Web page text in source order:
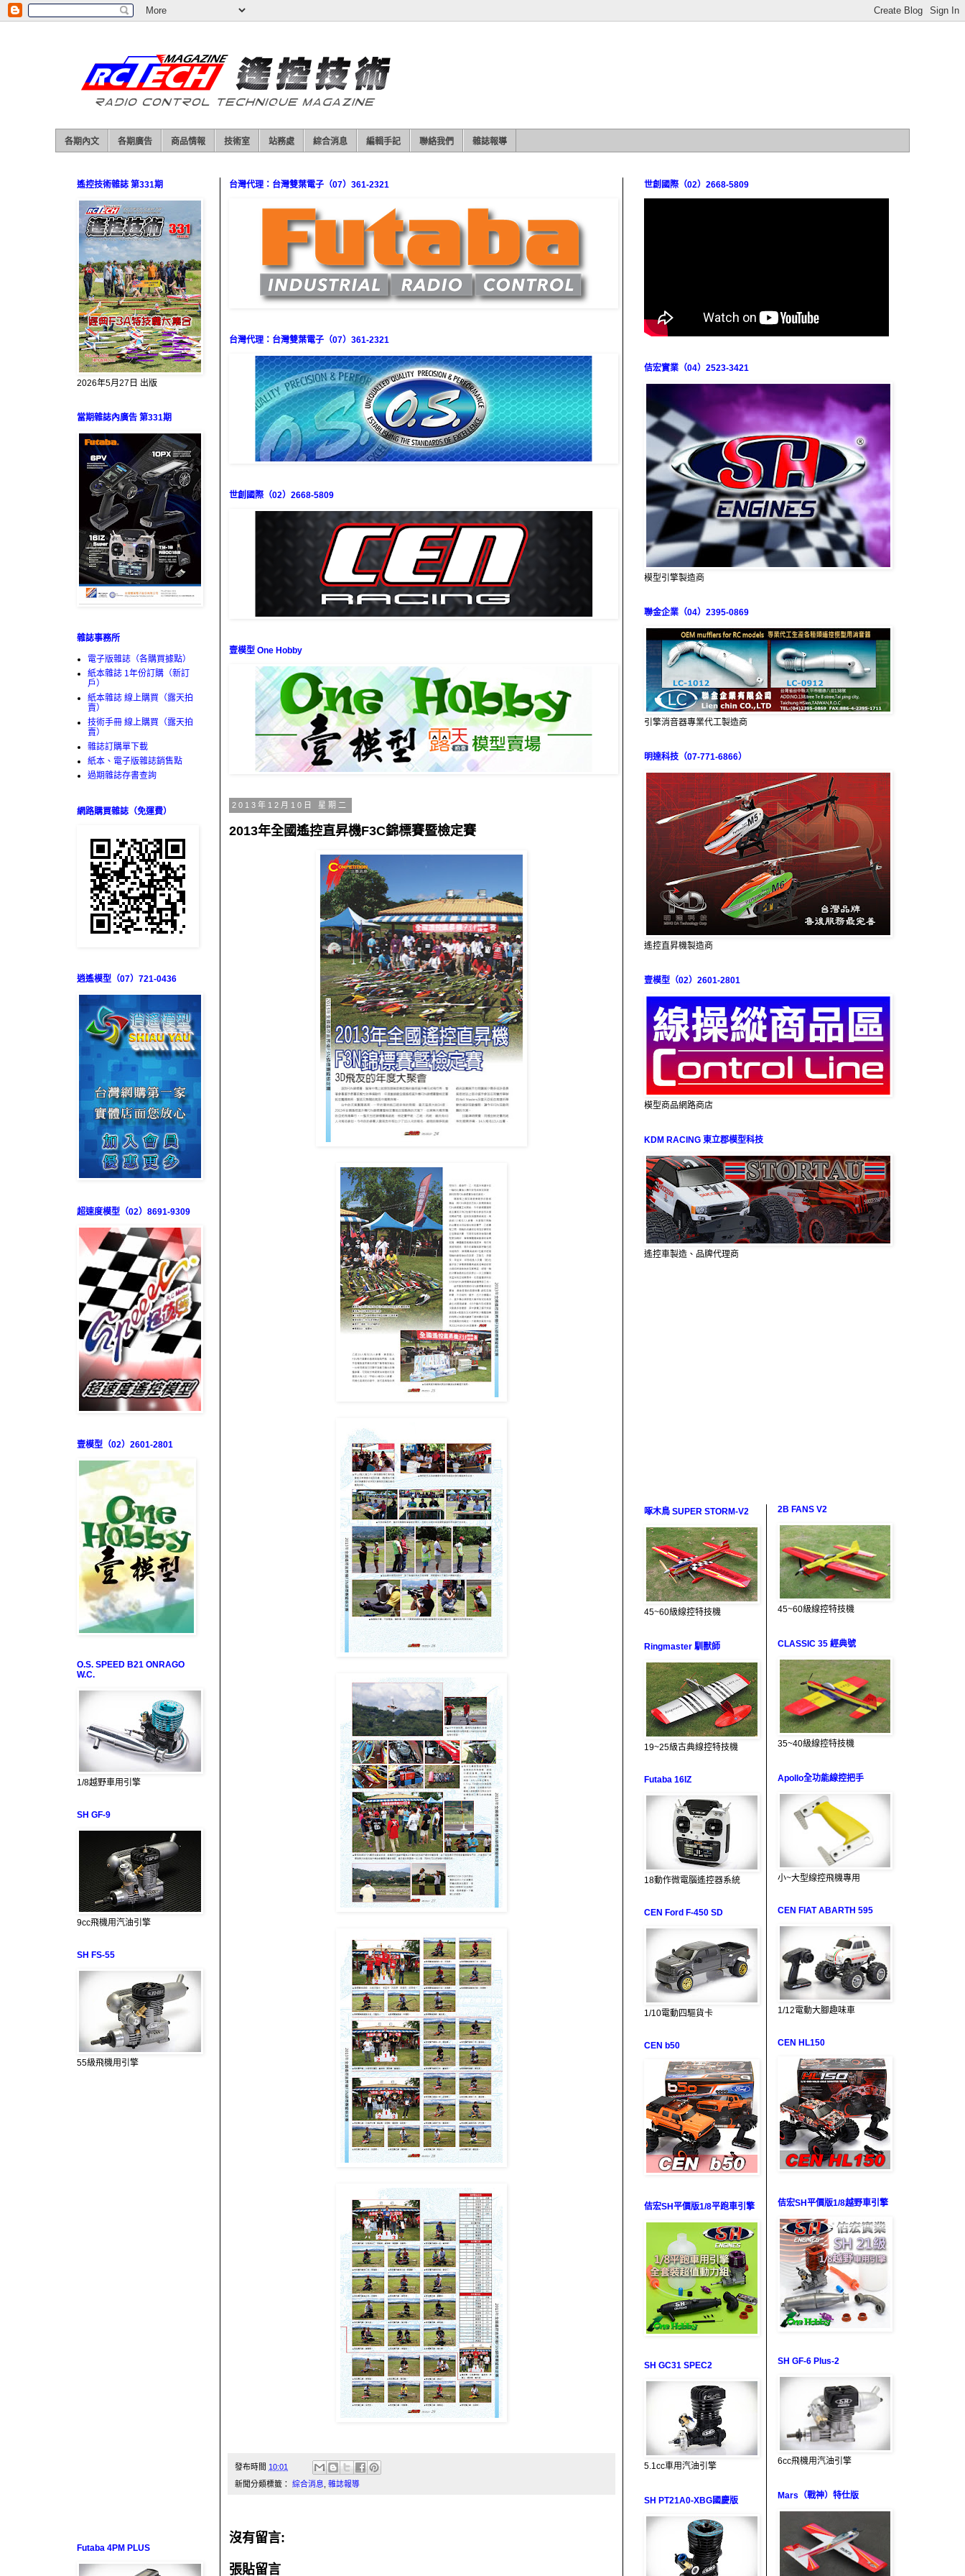
各期內文 各期廣告 商品情報 技術室 站務處 綜合消息 編輯手記 聯絡我們 雜誌報導
台灣代理：台灣雙葉電子（07）361-2321
台灣代理：台灣雙葉電子（07）361-2321
世創國際（02）2668-5809
壹模型 One Hobby
2013年12月10日 星期二
2013年全國遙控直昇機F3C錦標賽暨檢定賽
發布時間 10:01
新聞分類標籤： 綜合消息, 雜誌報導
沒有留言:
張貼留言
遙控技術雜誌 第331期
2026年5月27日 出版
當期雜誌內廣告 第331期
雜誌事務所
電子版雜誌（各購買據點）
紙本雜誌 1年份訂購（新訂
戶）
紙本雜誌 線上購買（露天拍
賣）
技術手冊 線上購買（露天拍
賣）
雜誌訂購單下載
紙本、電子版雜誌銷售點
過期雜誌存書查詢
網路購買雜誌（免運費）
逍遙模型（07）721-0436
超速度模型（02）8691-9309
壹模型（02）2601-2801
O.S. SPEED B21 ONRAGO
W.C.
1/8越野車用引擎
SH GF-9
9cc飛機用汽油引擎
SH FS-55
55級飛機用引擎
Futaba 4PM PLUS
世創國際（02）2668-5809
佶宏實業（04）2523-3421
模型引擎製造商
聯金企業（04）2395-0869
引擎消音器專業代工製造商
明達科技（07-771-6866）
遙控直昇機製造商
壹模型（02）2601-2801
模型商品網路商店
KDM RACING 東立郡模型科技
遙控車製造、品牌代理商
啄木鳥 SUPER STORM-V2
45~60級線控特技機
Ringmaster 馴獸師
19~25級古典線控特技機
Futaba 16IZ
18動作微電腦遙控器系統
CEN Ford F-450 SD
1/10電動四驅貨卡
CEN b50
佶宏SH平價版1/8平跑車引擎
SH GC31 SPEC2
5.1cc車用汽油引擎
SH PT21A0-XBG國慶版
2B FANS V2
45~60級線控特技機
CLASSIC 35 經典號
35~40級線控特技機
Apollo全功能線控把手
小~大型線控飛機專用
CEN FIAT ABARTH 595
1/12電動大腳趣味車
CEN HL150
佶宏SH平價版1/8越野車引擎
SH GF-6 Plus-2
6cc飛機用汽油引擎
Mars（戰神）特仕版